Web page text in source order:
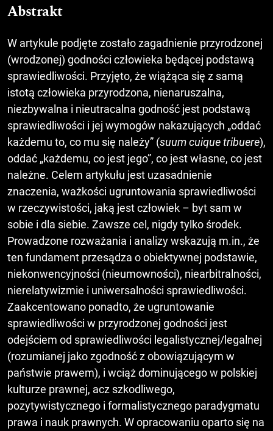
Abstrakt
W artykule podjęte zostało zagadnienie przyrodzonej
(wrodzonej) godności człowieka będącej podstawą
sprawiedliwości. Przyjęto, że wiążąca się z samą
istotą człowieka przyrodzona, nienaruszalna,
niezbywalna i nieutracalna godność jest podstawą
sprawiedliwości i jej wymogów nakazujących „oddać
każdemu to, co mu się należy” (suum cuique tribuere),
oddać „każdemu, co jest jego”, co jest własne, co jest
należne. Celem artykułu jest uzasadnienie
znaczenia, ważkości ugruntowania sprawiedliwości
w rzeczywistości, jaką jest człowiek – byt sam w
sobie i dla siebie. Zawsze cel, nigdy tylko środek.
Prowadzone rozważania i analizy wskazują m.in., że
ten fundament przesądza o obiektywnej podstawie,
niekonwencyjności (nieumowności), niearbitralności,
nierelatywizmie i uniwersalności sprawiedliwości.
Zaakcentowano ponadto, że ugruntowanie
sprawiedliwości w przyrodzonej godności jest
odejściem od sprawiedliwości legalistycznej/legalnej
(rozumianej jako zgodność z obowiązującym w
państwie prawem), i wciąż dominującego w polskiej
kulturze prawnej, acz szkodliwego,
pozytywistycznego i formalistycznego paradygmatu
prawa i nauk prawnych. W opracowaniu oparto się na